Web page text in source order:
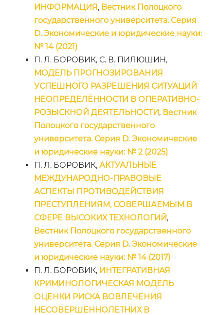
ИНФОРМАЦИЯ, Вестник Полоцкого
государственного университета. Серия
D. Экономические и юридические науки:
№ 14 (2021)
П. Л. БОРОВИК, С. В. ПИЛЮШИН,
МОДЕЛЬ ПРОГНОЗИРОВАНИЯ
УСПЕШНОГО РАЗРЕШЕНИЯ СИТУАЦИЙ
НЕОПРЕДЕЛЁННОСТИ В ОПЕРАТИВНО-
РОЗЫСКНОЙ ДЕЯТЕЛЬНОСТИ, Вестник
Полоцкого государственного
университета. Серия D. Экономические
и юридические науки: № 2 (2025)
П. Л. БОРОВИК, АКТУАЛЬНЫЕ
МЕЖДУНАРОДНО-ПРАВОВЫЕ
АСПЕКТЫ ПРОТИВОДЕЙСТВИЯ
ПРЕСТУПЛЕНИЯМ, СОВЕРШАЕМЫМ В
СФЕРЕ ВЫСОКИХ ТЕХНОЛОГИЙ,
Вестник Полоцкого государственного
университета. Серия D. Экономические
и юридические науки: № 14 (2017)
П. Л. БОРОВИК, ИНТЕГРАТИВНАЯ
КРИМИНОЛОГИЧЕСКАЯ МОДЕЛЬ
ОЦЕНКИ РИСКА ВОВЛЕЧЕНИЯ
НЕСОВЕРШЕННОЛЕТНИХ В